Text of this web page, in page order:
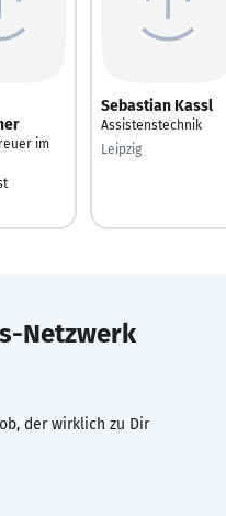
im
Sebastian Kassl
Assistenstechnik
Leipzig
Netzwerk
der wirklich zu Dir